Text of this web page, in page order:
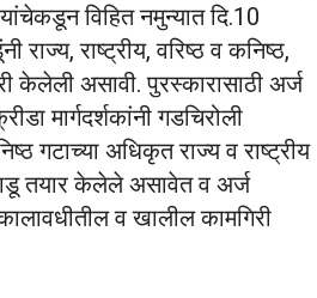
विहित नमुन्यात दि.10
राष्ट्रीय, वरिष्ठ व कनिष्ठ,
केलेली असावी. पुरस्कारासाठी अर्ज
मार्गदर्शकांनी गडचिरोली
गटाच्या अधिकृत राज्य व राष्ट्रीय
तयार केलेले असावेत व अर्ज
व खालील कामगिरी